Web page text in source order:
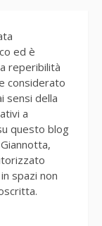
ed è
reperibilità
considerato
sensi della
a
questo blog
spazi non